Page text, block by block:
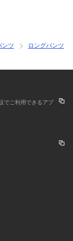
勧めします。
落ちすることが
いをお願いしま
承ください。
ンツ
ロングパンツ
でご利用できるアプ